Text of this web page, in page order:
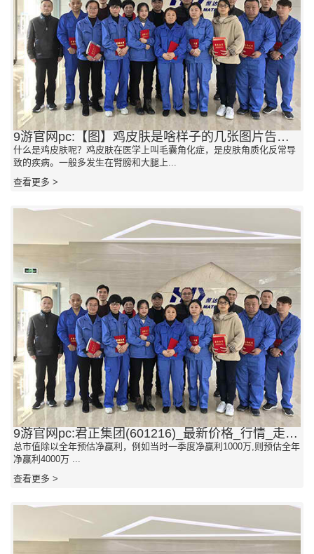
9游官网pc:【图】鸡皮肤是啥样子的几张图片告知你
什么是鸡皮肤呢？鸡皮肤在医学上叫毛囊角化症，是皮肤角质化反常导
致的疾病。一般多发生在臂膀和大腿上...
查看更多 >
9游官网pc:君正集团(601216)_最新价格_行情_走势图—东方财富网
总市值除以全年预估净赢利，例如当时一季度净赢利1000万,则预估全年
净赢利4000万 ...
查看更多 >